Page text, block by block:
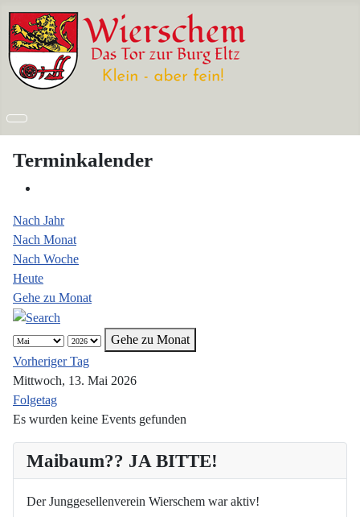
Maibaum?? JA BITTE!
Der Junggesellenverein Wierschem war aktiv!
Terminkalender
Nach Jahr
Nach Monat
Nach Woche
Heute
Gehe zu Monat
Gehe zu Monat
Vorheriger Tag
Mittwoch, 13. Mai 2026
Folgetag
Es wurden keine Events gefunden